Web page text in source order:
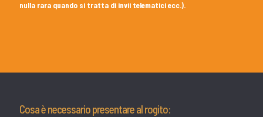
nulla rara quando si tratta di invii telematici ecc.).
Cosa è necessario presentare al rogito: